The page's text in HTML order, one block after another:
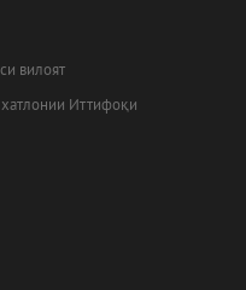
вилоят
Иттифоқи